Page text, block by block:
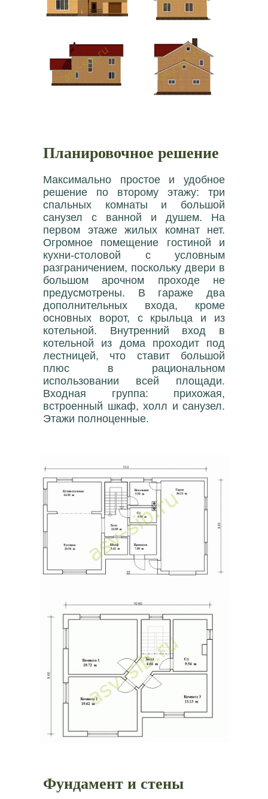
Планировочное решение
Максимально простое и удобное
решение по второму этажу: три
спальных комнаты и большой
санузел с ванной и душем. На
первом этаже жилых комнат нет.
Огромное помещение гостиной и
кухни-столовой с условным
разграничением, поскольку двери в
большом арочном проходе не
предусмотрены. В гараже два
дополнительных входа, кроме
основных ворот, с крыльца и из
котельной. Внутренний вход в
котельной из дома проходит под
лестницей, что ставит большой
плюс в рациональном
использовании всей площади.
Входная группа: прихожая,
встроенный шкаф, холл и санузел.
Этажи полноценные.
Фундамент и стены